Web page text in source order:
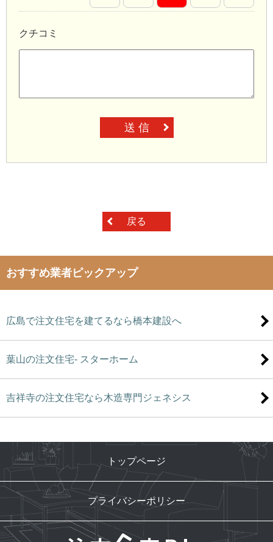
クチコミ
送 信
戻る
おすすめ業者ピックアップ
広島で注文住宅を建てるなら橋本建設へ
葉山の注文住宅- スターホーム
吉祥寺の注文住宅なら木造専門ジェネシス
トップページ
プライバシーポリシー